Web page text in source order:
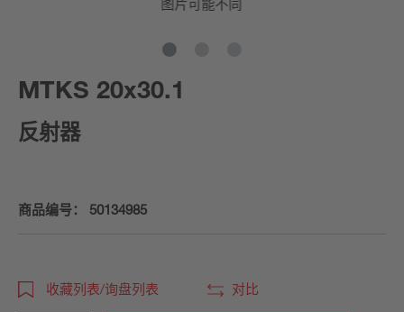
图片可能不同
MTKS 20x30.1
反射器
商品编号： 50134985
收藏列表/询盘列表 对比